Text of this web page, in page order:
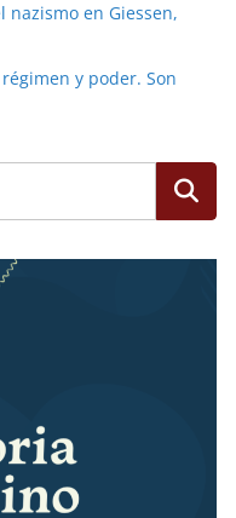
nazismo en Giessen,
y poder. Son